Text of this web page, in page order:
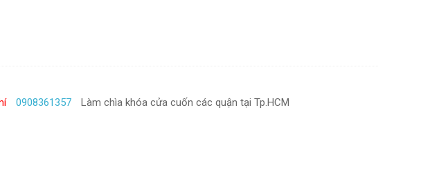
0908361357 Làm chìa khóa cửa cuốn các quận tại Tp.HCM